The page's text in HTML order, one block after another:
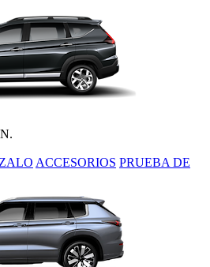
ACCESORIOS PRUEBA DE